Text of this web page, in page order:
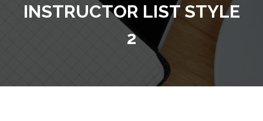
INSTRUCTOR LIST STYLE
2